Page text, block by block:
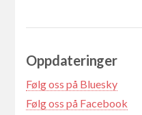
Oppdateringer
Følg oss på Bluesky
Følg oss på Facebook